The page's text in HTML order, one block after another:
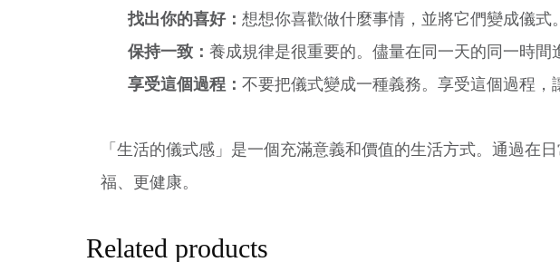
找出你的喜好： 想想你喜歡做什麼事情，並將它們變成儀式
保持一致： 養成規律是很重要的。儘量在同一天的同一時間
享受這個過程： 不要把儀式變成一種義務。享受這個過程，
「生活的儀式感」是一個充滿意義和價值的生活方式。通過在
福、更健康。
Related products